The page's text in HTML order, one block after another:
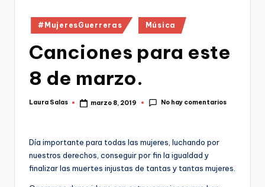
Publicado
en
#MujeresGuerreras Música
Canciones para este
8 de marzo.
Publicado
Laura Salas marzo 8, 2019 No hay comentarios
Día importante para todas las mujeres, luchando por
nuestros derechos, conseguir por fin la igualdad y
finalizar las muertes injustas de tantas y tantas mujeres.